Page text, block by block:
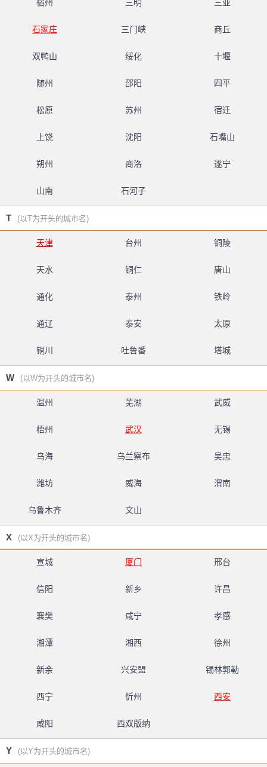
宿州 三明 三亚
石家庄 三门峡 商丘
双鸭山 绥化 十堰
随州 邵阳 四平
松原 苏州 宿迁
上饶 沈阳 石嘴山
朔州 商洛 遂宁
山南 石河子
T (以T为开头的城市名)
天津 台州 铜陵
天水 铜仁 唐山
通化 泰州 铁岭
通辽 泰安 太原
铜川 吐鲁番 塔城
W (以W为开头的城市名)
温州 芜湖 武威
梧州 武汉 无锡
乌海 乌兰察布 吴忠
潍坊 威海 渭南
乌鲁木齐 文山
X (以X为开头的城市名)
宣城 厦门 邢台
信阳 新乡 许昌
襄樊 咸宁 孝感
湘潭 湘西 徐州
新余 兴安盟 锡林郭勒
西宁 忻州 西安
咸阳 西双版纳
Y (以Y为开头的城市名)